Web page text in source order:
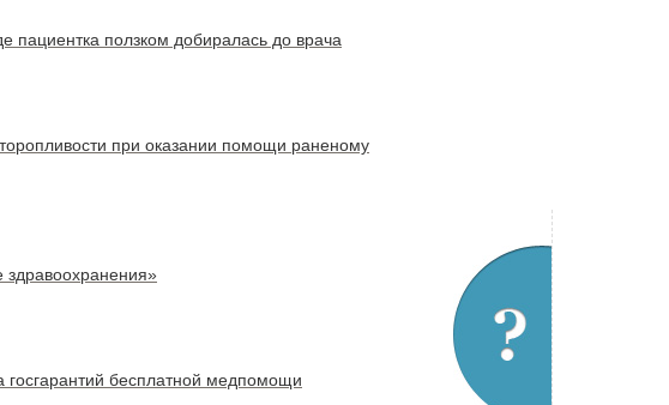
пациентка ползком добиралась до врача
при оказании помощи раненому
здравоохранения»
госгарантий бесплатной медпомощи